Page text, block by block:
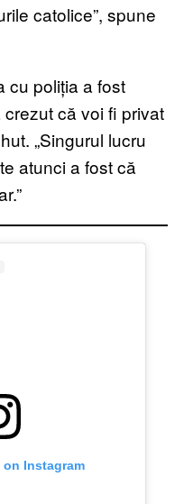
catolice”, spune
cu poliția a fost
că voi fi privat
„Singurul lucru
atunci a fost că
Instagram